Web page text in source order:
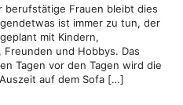
berufstätige Frauen bleibt dies
ist immer zu tun, der
mit Kindern,
und Hobbys. Das
Tagen vor den Tagen wird die
auf dem Sofa […]